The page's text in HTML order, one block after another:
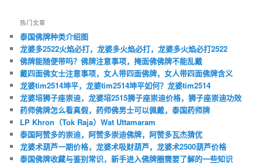
热门文章
泰国佛牌种类介绍图
龙婆多2522火焰必打，龙婆多火焰必打，龙婆多火焰必打2522
佛牌能随便带吗？佛牌注意事项，掩面佛佛牌不能乱戴
戴四面佛女士注意事项，女人带四面佛牌，女人带四面佛牌含义
龙婆tim2514坤平，龙婆tim2514坤平如何？龙婆tim2514
龙婆培狮子座崇迪，龙婆培2515狮子座崇迪价格，狮子座崇迪功效
药师佛牌怎么看真假，药师佛男士可以佩戴，泰国药师牌
LP Khron（Tok Raja）Wat Uttamaram
泰国阿赞多的崇迪，阿赞多崇迪佛牌，阿赞多瓦杰猜优
龙婆术葫芦一期价格，龙婆术吸财葫芦，龙婆术2500葫芦价格
泰国佛牌收藏与鉴别常识，新手进入佛牌圈需要了解的一些知识